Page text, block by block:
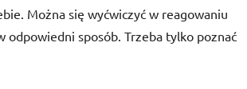
Można się wyćwiczyć w reagowaniu
odpowiedni sposób. Trzeba tylko poznać